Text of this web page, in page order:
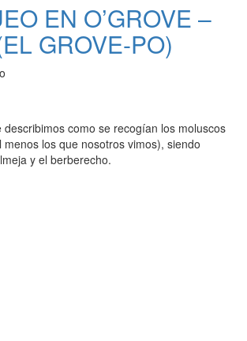
EN O’GROVE –
GROVE-PO)
describimos como se recogían los moluscos
los que nosotros vimos), siendo
y el berberecho.